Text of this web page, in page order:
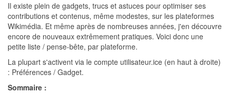
Il existe plein de gadgets, trucs et astuces pour optimiser ses
contributions et contenus, même modestes, sur les plateformes
Wikimédia. Et même après de nombreuses années, j'en découvre
encore de nouveaux extrêmement pratiques. Voici donc une
petite liste / pense-bête, par plateforme.
La plupart s'activent via le compte utilisateur.ice (en haut à droite)
: Préférences / Gadget.
Sommaire :